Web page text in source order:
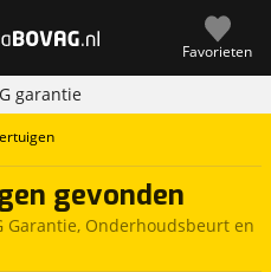
Favorieten
garantie
gevonden
Garantie, Onderhoudsbeurt en